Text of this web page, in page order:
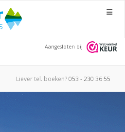
Menu
Aangesloten bij
Liever tel. boeken?053 - 230 36 55